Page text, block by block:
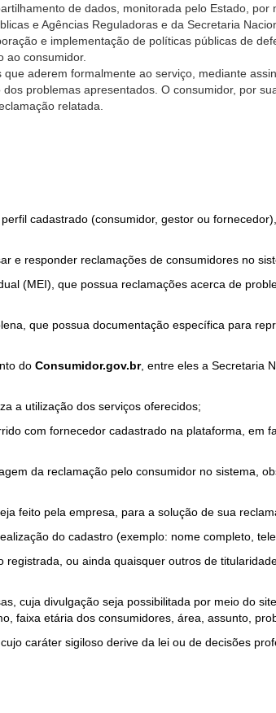
de dados, monitorada pelo Estado, por
e Agências Reguladoras e da Secretaria
e implementação de políticas públicas de
ao consumidor.
aderem formalmente ao serviço, mediante
problemas apresentados. O consumidor, por
relatada.
cadastrado (consumidor, gestor ou
e responder reclamações de consumidores no
(MEI), que possua reclamações acerca de
que possua documentação específica para
do Consumidor.gov.br, entre eles a Secretaria
a utilização dos serviços oferecidos;
com fornecedor cadastrado na plataforma, em
da reclamação pelo consumidor no sistema,
feito pela empresa, para a solução de sua
do cadastro (exemplo: nome completo,
ou ainda quaisquer outros de
cuja divulgação seja possibilitada por meio do
faixa etária dos consumidores, área, assunto,
caráter sigiloso derive da lei ou de decisões